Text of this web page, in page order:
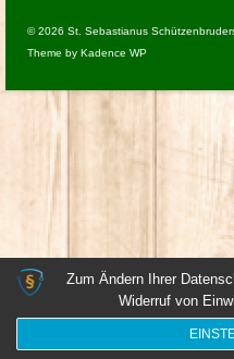
© 2026 St. Sebastianus
Theme by Kadence WP
Zum Ändern Ihrer
Widerruf von